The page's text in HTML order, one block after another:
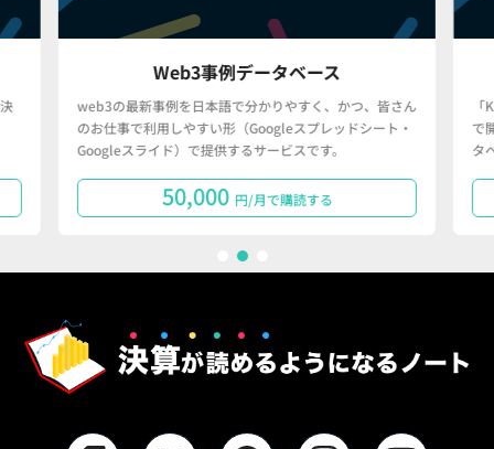
Web3事例データベース
web3の最新事例を日本語で分かりやすく、かつ、皆さん
のお仕事で利用しやすい形（Googleスプレッドシート・
Googleスライド）で提供するサービスです。
50,000 円/月で購読する
で
タ